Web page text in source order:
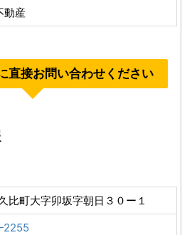
動産
直接お問い合わせください
比町大字卯坂字朝日３０ー１